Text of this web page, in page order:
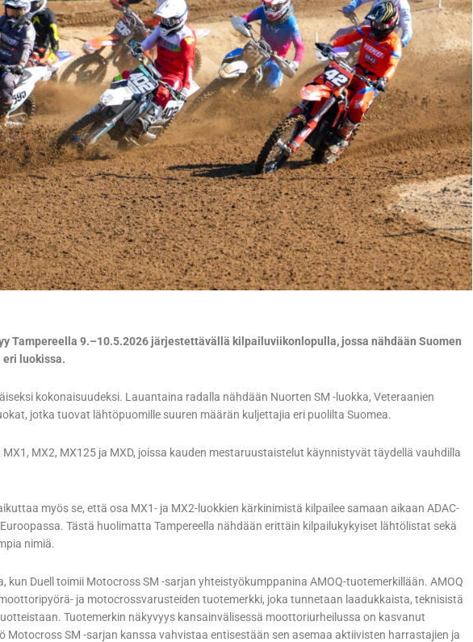
Tampereella 9.–10.5.2026 järjestettävällä kilpailuviikonlopulla, jossa nähdään Suomen
luokissa.
kokonaisuudeksi. Lauantaina radalla nähdään Nuorten SM -luokka, Veteraanien
jotka tuovat lähtöpuomille suuren määrän kuljettajia eri puolilta Suomea.
MX2, MX125 ja MXD, joissa kauden mestaruustaistelut käynnistyvät täydellä vauhdilla
myös se, että osa MX1- ja MX2-luokkien kärkinimistä kilpailee samaan aikaan ADAC-
Tästä huolimatta Tampereella nähdään erittäin kilpailukykyiset lähtölistat sekä
nimiä.
kun Duell toimii Motocross SM -sarjan yhteistyökumppanina AMOQ-tuotemerkillään. AMOQ
ja motocrossvarusteiden tuotemerkki, joka tunnetaan laadukkaista, teknisistä
Tuotemerkin näkyvyys kansainvälisessä moottoriurheilussa on kasvanut
Motocross SM -sarjan kanssa vahvistaa entisestään sen asemaa aktiivisten harrastajien ja